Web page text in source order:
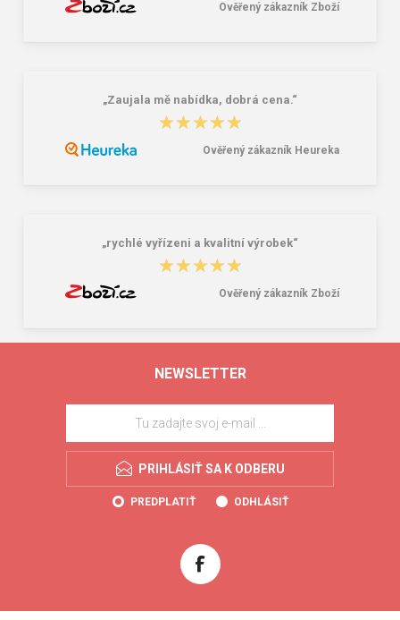
Ověřený zákazník Zboží
„Zaujala mě nabídka, dobrá cena.“
★★★★★
★★★★★
Ověřený zákazník Heureka
„rychlé vyřízeni a kvalitní výrobek“
★★★★★
★★★★★
Ověřený zákazník Zboží
NEWSLETTER
PRIHLÁSIŤ SA K ODBERU
PREDPLATIŤ ODHLÁSIŤ